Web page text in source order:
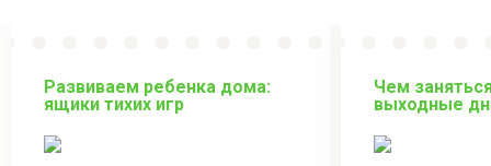
Развиваем ребенка дома:
ящики тихих игр
Чем
выходные